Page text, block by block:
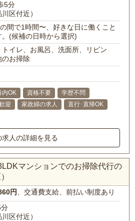
5分
川区付近）
間で1時間〜、好きな日に働くこと
。(候補の日時から選択)
トイレ、お風呂、洗面所、リビン
のお掃除
内OK 資格不要
学歴不問
迎 家政婦の求人
直行･直帰OK
求人の詳細を見る
マンションでのお掃除代行の
円 、交通費支給、前払い制度あり
川区付近）